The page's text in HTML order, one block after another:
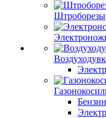
Штроборезы